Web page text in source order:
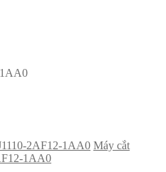
2AF12-1AA0 Máy cắt
1AA0